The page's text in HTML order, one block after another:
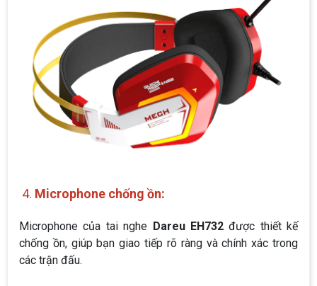
4. Microphone chống ồn:
Microphone của tai nghe Dareu EH732được thiết kế
chống ồn, giúp bạn giao tiếp rõ ràng và chính xác trong
các trận đấu.